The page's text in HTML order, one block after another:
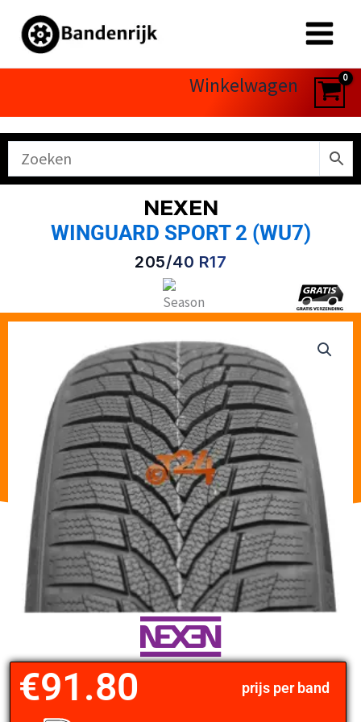
naar
Winkelwagen
NEXEN
WINGUARD SPORT 2 (WU7)
205/40 R17
prijs per band
€91.80